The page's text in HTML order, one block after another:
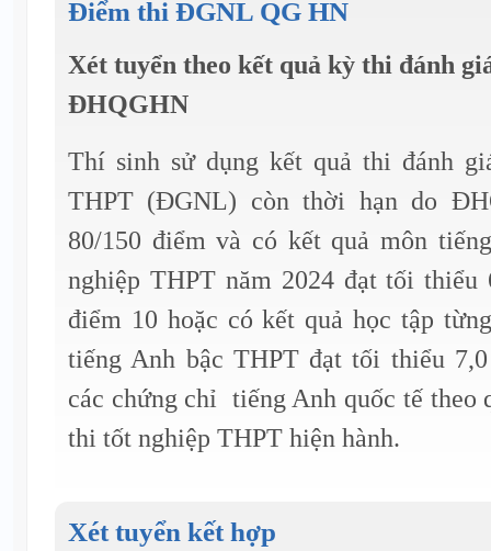
Điểm thi ĐGNL QG HN
Xét tuyển theo kết quả kỳ thi đánh
ĐHQGHN
Thí sinh sử dụng kết quả thi đánh
THPT (ĐGNL) còn thời hạn do
80/150 điểm và có kết quả môn
nghiệp THPT năm 2024 đạt tối thiểu
điểm 10 hoặc có kết quả học tập
tiếng Anh bậc THPT đạt tối thiểu
các chứng chỉ tiếng Anh quốc tế theo
thi tốt nghiệp THPT hiện hành.
Xét tuyển kết hợp